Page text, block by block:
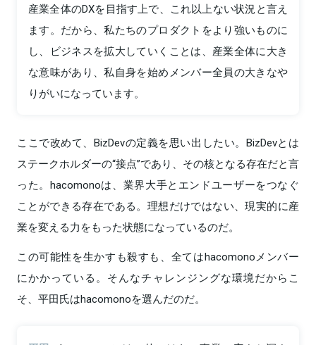
産業全体のDXを目指す上で、これ以上ない状況と言え
ます。だから、私たちのプロダクトをより強いものに
し、ビジネスを拡大していくことは、産業全体に大き
な意味があり、私自身を始めメンバー全員の大きなや
りがいになっています。
ここで改めて、BizDevの定義を思い出したい。BizDevとは
ステークホルダーの“接点”であり、その核となる存在だと言
った。hacomonoは、業界大手とエンドユーザーをつなぐ
ことができる存在である。理想だけではない、現実的に産
業を変える力をもった状態になっているのだ。
この可能性を生かすも殺すも、全てはhacomonoメンバー
にかかっている。そんなチャレンジングな環境だからこ
そ、平田氏はhacomonoを選んだのだ。